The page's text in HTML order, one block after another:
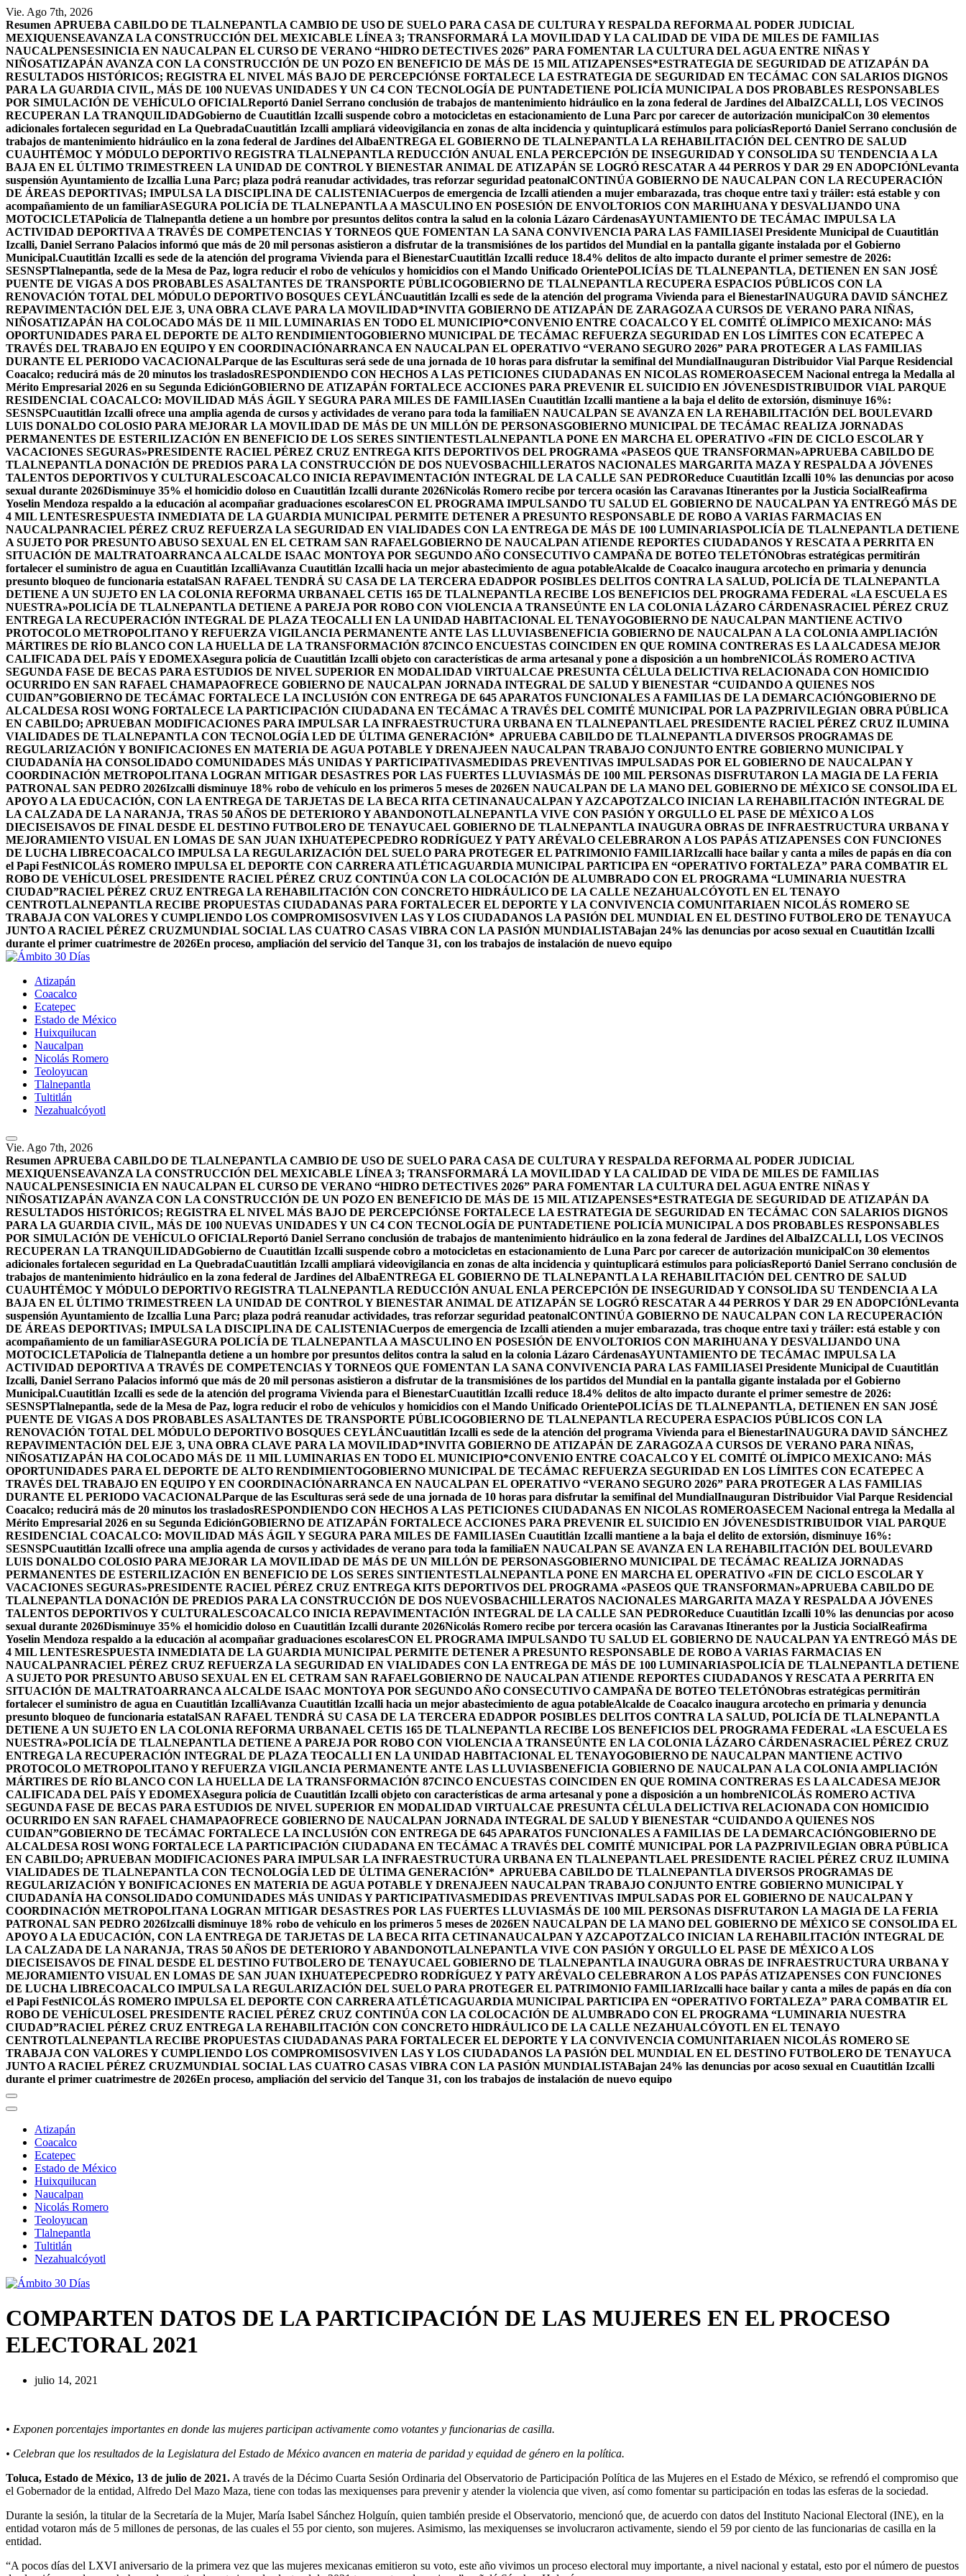
Saltar
al
contenido
Vie. Ago 7th, 2026
Resumen APRUEBA CABILDO DE TLALNEPANTLA CAMBIO DE USO DE SUELO PARA CASA DE CULTURA Y RESPALDA REFORMA AL PODER JUDICIAL
MEXIQUENSEAVANZA LA CONSTRUCCIÓN DEL MEXICABLE LÍNEA 3; TRANSFORMARÁ LA MOVILIDAD Y LA CALIDAD DE VIDA DE MILES DE FAMILIAS
NAUCALPENSESINICIA EN NAUCALPAN EL CURSO DE VERANO “HIDRO DETECTIVES 2026” PARA FOMENTAR LA CULTURA DEL AGUA ENTRE NIÑAS Y
NIÑOSATIZAPÁN AVANZA CON LA CONSTRUCCIÓN DE UN POZO EN BENEFICIO DE MÁS DE 15 MIL ATIZAPENSES*ESTRATEGIA DE SEGURIDAD DE ATIZAPÁN DA
RESULTADOS HISTÓRICOS; REGISTRA EL NIVEL MÁS BAJO DE PERCEPCIÓNSE FORTALECE LA ESTRATEGIA DE SEGURIDAD EN TECÁMAC CON SALARIOS DIGNOS
PARA LA GUARDIA CIVIL, MÁS DE 100 NUEVAS UNIDADES Y UN C4 CON TECNOLOGÍA DE PUNTADETIENE POLICÍA MUNICIPAL A DOS PROBABLES RESPONSABLES
POR SIMULACIÓN DE VEHÍCULO OFICIALReportó Daniel Serrano conclusión de trabajos de mantenimiento hidráulico en la zona federal de Jardines del AlbaIZCALLI, LOS VECINOS
RECUPERAN LA TRANQUILIDADGobierno de Cuautitlán Izcalli suspende cobro a motocicletas en estacionamiento de Luna Parc por carecer de autorización municipalCon 30 elementos
adicionales fortalecen seguridad en La QuebradaCuautitlán Izcalli ampliará videovigilancia en zonas de alta incidencia y quintuplicará estímulos para policíasReportó Daniel Serrano conclusión de
trabajos de mantenimiento hidráulico en la zona federal de Jardines del AlbaENTREGA EL GOBIERNO DE TLALNEPANTLA LA REHABILITACIÓN DEL CENTRO DE SALUD
CUAUHTÉMOC Y MÓDULO DEPORTIVO REGISTRA TLALNEPANTLA REDUCCIÓN ANUAL ENLA PERCEPCIÓN DE INSEGURIDAD Y CONSOLIDA SU TENDENCIA A LA
BAJA EN EL ÚLTIMO TRIMESTREEN LA UNIDAD DE CONTROL Y BIENESTAR ANIMAL DE ATIZAPÁN SE LOGRÓ RESCATAR A 44 PERROS Y DAR 29 EN ADOPCIÓNLevanta
suspensión Ayuntamiento de Izcallia Luna Parc; plaza podrá reanudar actividades, tras reforzar seguridad peatonalCONTINÚA GOBIERNO DE NAUCALPAN CON LA RECUPERACIÓN
DE ÁREAS DEPORTIVAS; IMPULSA LA DISCIPLINA DE CALISTENIACuerpos de emergencia de Izcalli atienden a mujer embarazada, tras choque entre taxi y tráiler: está estable y con
acompañamiento de un familiarASEGURA POLICÍA DE TLALNEPANTLA A MASCULINO EN POSESIÓN DE ENVOLTORIOS CON MARIHUANA Y DESVALIJANDO UNA
MOTOCICLETAPolicía de Tlalnepantla detiene a un hombre por presuntos delitos contra la salud en la colonia Lázaro CárdenasAYUNTAMIENTO DE TECÁMAC IMPULSA LA
ACTIVIDAD DEPORTIVA A TRAVÉS DE COMPETENCIAS Y TORNEOS QUE FOMENTAN LA SANA CONVIVENCIA PARA LAS FAMILIASEl Presidente Municipal de Cuautitlán
Izcalli, Daniel Serrano Palacios informó que más de 20 mil personas asistieron a disfrutar de la transmisiónes de los partidos del Mundial en la pantalla gigante instalada por el Gobierno
Municipal.Cuautitlán Izcalli es sede de la atención del programa Vivienda para el BienestarCuautitlán Izcalli reduce 18.4% delitos de alto impacto durante el primer semestre de 2026:
SESNSPTlalnepantla, sede de la Mesa de Paz, logra reducir el robo de vehículos y homicidios con el Mando Unificado OrientePOLICÍAS DE TLALNEPANTLA, ​DETIENEN EN SAN JOSÉ
PUENTE DE VIGAS A DOS PROBABLES ASALTANTES DE TRANSPORTE PÚBLICOGOBIERNO DE TLALNEPANTLA RECUPERA ESPACIOS PÚBLICOS CON LA
RENOVACIÓN TOTAL DEL MÓDULO DEPORTIVO BOSQUES CEYLÁNCuautitlán Izcalli es sede de la atención del programa Vivienda para el BienestarINAUGURA DAVID SÁNCHEZ
REPAVIMENTACIÓN DEL EJE 3, UNA OBRA CLAVE PARA LA MOVILIDAD*INVITA GOBIERNO DE ATIZAPÁN DE ZARAGOZA A CURSOS DE VERANO PARA NIÑAS,
NIÑOSATIZAPÁN HA COLOCADO MÁS DE 11 MIL LUMINARIAS EN TODO EL MUNICIPIO*CONVENIO ENTRE COACALCO Y EL COMITÉ OLÍMPICO MEXICANO: MÁS
OPORTUNIDADES PARA EL DEPORTE DE ALTO RENDIMIENTOGOBIERNO MUNICIPAL DE TECÁMAC REFUERZA SEGURIDAD EN LOS LÍMITES CON ECATEPEC A
TRAVÉS DEL TRABAJO EN EQUIPO Y EN COORDINACIÓNARRANCA EN NAUCALPAN EL OPERATIVO “VERANO SEGURO 2026” PARA PROTEGER A LAS FAMILIAS
DURANTE EL PERIODO VACACIONALParque de las Esculturas será sede de una jornada de 10 horas para disfrutar la semifinal del MundialInauguran Distribuidor Vial Parque Residencial
Coacalco; reducirá más de 20 minutos los trasladosRESPONDIENDO CON HECHOS A LAS PETICIONES CIUDADANAS EN NICOLAS ROMEROASECEM Nacional entrega la Medalla al
Mérito Empresarial 2026 en su Segunda EdiciónGOBIERNO DE ATIZAPÁN FORTALECE ACCIONES PARA PREVENIR EL SUICIDIO EN JÓVENESDISTRIBUIDOR VIAL PARQUE
RESIDENCIAL COACALCO: MOVILIDAD MÁS ÁGIL Y SEGURA PARA MILES DE FAMILIASEn Cuautitlán Izcalli mantiene a la baja el delito de extorsión, disminuye 16%:
SESNSPCuautitlán Izcalli ofrece una amplia agenda de cursos y actividades de verano para toda la familiaEN NAUCALPAN SE AVANZA EN LA REHABILITACIÓN DEL BOULEVARD
LUIS DONALDO COLOSIO PARA MEJORAR LA MOVILIDAD DE MÁS DE UN MILLÓN DE PERSONASGOBIERNO MUNICIPAL DE TECÁMAC REALIZA JORNADAS
PERMANENTES DE ESTERILIZACIÓN EN BENEFICIO DE LOS SERES SINTIENTESTLALNEPANTLA PONE EN MARCHA EL OPERATIVO «FIN DE CICLO ESCOLAR Y
VACACIONES SEGURAS»PRESIDENTE RACIEL PÉREZ CRUZ ENTREGA KITS DEPORTIVOS DEL PROGRAMA «PASEOS QUE TRANSFORMAN»APRUEBA CABILDO DE
TLALNEPANTLA DONACIÓN DE PREDIOS PARA LA CONSTRUCCIÓN DE DOS NUEVOSBACHILLERATOS NACIONALES MARGARITA MAZA Y RESPALDA A JÓVENES
TALENTOS DEPORTIVOS Y CULTURALESCOACALCO INICIA REPAVIMENTACIÓN INTEGRAL DE LA CALLE SAN PEDROReduce Cuautitlán Izcalli 10% las denuncias por acoso
sexual durante 2026Disminuye 35% el homicidio doloso en Cuautitlán Izcalli durante 2026Nicolás Romero recibe por tercera ocasión las Caravanas Itinerantes por la Justicia SocialReafirma
Yoselin Mendoza respaldo a la educación al acompañar graduaciones escolaresCON EL PROGRAMA IMPULSANDO TU SALUD EL GOBIERNO DE NAUCALPAN YA ENTREGÓ MÁS DE
4 MIL LENTESRESPUESTA INMEDIATA DE LA GUARDIA MUNICIPAL PERMITE DETENER A PRESUNTO RESPONSABLE DE ROBO A VARIAS FARMACIAS EN
NAUCALPANRACIEL PÉREZ CRUZ REFUERZA LA SEGURIDAD EN VIALIDADES CON LA ENTREGA DE MÁS DE 100 LUMINARIASPOLICÍA DE TLALNEPANTLA DETIENE
A SUJETO POR PRESUNTO ABUSO SEXUAL EN EL CETRAM SAN RAFAELGOBIERNO DE NAUCALPAN ATIENDE REPORTES CIUDADANOS Y RESCATA A PERRITA EN
SITUACIÓN DE MALTRATOARRANCA ALCALDE ISAAC MONTOYA POR SEGUNDO AÑO CONSECUTIVO CAMPAÑA DE BOTEO TELETÓNObras estratégicas permitirán
fortalecer el suministro de agua en Cuautitlán IzcalliAvanza Cuautitlán Izcalli hacia un mejor abastecimiento de agua potableAlcalde de Coacalco inaugura arcotecho en primaria y denuncia
presunto bloqueo de funcionaria estatalSAN RAFAEL TENDRÁ SU CASA DE LA TERCERA EDADPOR POSIBLES DELITOS CONTRA LA SALUD, POLICÍA DE TLALNEPANTLA
DETIENE A UN SUJETO EN LA COLONIA REFORMA URBANAEL CETIS 165 DE TLALNEPANTLA RECIBE LOS BENEFICIOS DEL PROGRAMA FEDERAL «LA ESCUELA ES
NUESTRA»POLICÍA DE TLALNEPANTLA DETIENE A PAREJA POR ROBO CON VIOLENCIA A TRANSEÚNTE EN LA COLONIA LÁZARO CÁRDENASRACIEL PÉREZ CRUZ
ENTREGA LA RECUPERACIÓN INTEGRAL DE PLAZA TEOCALLI EN LA UNIDAD HABITACIONAL EL TENAYOGOBIERNO DE NAUCALPAN MANTIENE ACTIVO
PROTOCOLO METROPOLITANO Y REFUERZA VIGILANCIA PERMANENTE ANTE LAS LLUVIASBENEFICIA GOBIERNO DE NAUCALPAN A LA COLONIA AMPLIACIÓN
MÁRTIRES DE RÍO BLANCO CON LA HUELLA DE LA TRANSFORMACIÓN 87CINCO ENCUESTAS COINCIDEN EN QUE ROMINA CONTRERAS ES LA ALCADESA MEJOR
CALIFICADA DEL PAÍS Y EDOMEXAsegura policía de Cuautitlán Izcalli objeto con características de arma artesanal y pone a disposición a un hombreNICOLÁS ROMERO ACTIVA
SEGUNDA FASE DE BECAS PARA ESTUDIOS DE NIVEL SUPERIOR EN MODALIDAD VIRTUALCAE PRESUNTA CÉLULA DELICTIVA RELACIONADA CON HOMICIDIO
OCURRIDO EN SAN RAFAEL CHAMAPAOFRECE GOBIERNO DE NAUCALPAN JORNADA INTEGRAL DE SALUD Y BIENESTAR “CUIDANDO A QUIENES NOS
CUIDAN”GOBIERNO DE TECÁMAC FORTALECE LA INCLUSIÓN CON ENTREGA DE 645 APARATOS FUNCIONALES A FAMILIAS DE LA DEMARCACIÓNGOBIERNO DE
ALCALDESA ROSI WONG FORTALECE LA PARTICIPACIÓN CIUDADANA EN TECÁMAC A TRAVÉS DEL COMITÉ MUNICIPAL POR LA PAZPRIVILEGIAN OBRA PÚBLICA
EN CABILDO; APRUEBAN MODIFICACIONES PARA IMPULSAR LA INFRAESTRUCTURA URBANA EN TLALNEPANTLAEL PRESIDENTE RACIEL PÉREZ CRUZ ILUMINA
VIALIDADES DE TLALNEPANTLA CON TECNOLOGÍA LED DE ÚLTIMA GENERACIÓN* APRUEBA CABILDO DE TLALNEPANTLA DIVERSOS PROGRAMAS DE
REGULARIZACIÓN Y BONIFICACIONES EN MATERIA DE AGUA POTABLE Y DRENAJEEN NAUCALPAN TRABAJO CONJUNTO ENTRE GOBIERNO MUNICIPAL Y
CIUDADANÍA HA CONSOLIDADO COMUNIDADES MÁS UNIDAS Y PARTICIPATIVASMEDIDAS PREVENTIVAS IMPULSADAS POR EL GOBIERNO DE NAUCALPAN Y
COORDINACIÓN METROPOLITANA LOGRAN MITIGAR DESASTRES POR LAS FUERTES LLUVIASMÁS DE 100 MIL PERSONAS DISFRUTARON LA MAGIA DE LA FERIA
PATRONAL SAN PEDRO 2026Izcalli disminuye 18% robo de vehículo en los primeros 5 meses de 2026EN NAUCALPAN DE LA MANO DEL GOBIERNO DE MÉXICO SE CONSOLIDA EL
APOYO A LA EDUCACIÓN, CON LA ENTREGA DE TARJETAS DE LA BECA RITA CETINANAUCALPAN Y AZCAPOTZALCO INICIAN LA REHABILITACIÓN INTEGRAL DE
LA CALZADA DE LA NARANJA, TRAS 50 AÑOS DE DETERIORO Y ABANDONOTLALNEPANTLA VIVE CON PASIÓN Y ORGULLO EL PASE DE MÉXICO A LOS
DIECISEISAVOS DE FINAL DESDE EL DESTINO FUTBOLERO DE TENAYUCAEL GOBIERNO DE TLALNEPANTLA INAUGURA OBRAS DE INFRAESTRUCTURA URBANA Y
MEJORAMIENTO VISUAL EN LOMAS DE SAN JUAN IXHUATEPECPEDRO RODRÍGUEZ Y PATY ARÉVALO CELEBRARON A LOS PAPÁS ATIZAPENSES CON FUNCIONES
DE LUCHA LIBRECOACALCO IMPULSA LA REGULARIZACIÓN DEL SUELO PARA PROTEGER EL PATRIMONIO FAMILIARIzcalli hace bailar y canta a miles de papás en día con
el Papi FestNICOLÁS ROMERO IMPULSA EL DEPORTE CON CARRERA ATLÉTICAGUARDIA MUNICIPAL PARTICIPA EN “OPERATIVO FORTALEZA” PARA COMBATIR EL
ROBO DE VEHÍCULOSEL PRESIDENTE RACIEL PÉREZ CRUZ CONTINÚA CON LA COLOCACIÓN DE ALUMBRADO CON EL PROGRAMA “LUMINARIA NUESTRA
CIUDAD”RACIEL PÉREZ CRUZ ENTREGA LA REHABILITACIÓN CON CONCRETO HIDRÁULICO DE LA CALLE NEZAHUALCÓYOTL EN EL TENAYO
CENTROTLALNEPANTLA RECIBE PROPUESTAS CIUDADANAS PARA FORTALECER EL DEPORTE Y LA CONVIVENCIA COMUNITARIAEN NICOLÁS ROMERO SE
TRABAJA CON VALORES Y CUMPLIENDO LOS COMPROMISOSVIVEN LAS Y LOS CIUDADANOS LA PASIÓN DEL MUNDIAL EN EL DESTINO FUTBOLERO DE TENAYUCA
JUNTO A RACIEL PÉREZ CRUZMUNDIAL SOCIAL LAS CUATRO CASAS VIBRA CON LA PASIÓN MUNDIALISTABajan 24% las denuncias por acoso sexual en Cuautitlán Izcalli
durante el primer cuatrimestre de 2026En proceso, ampliación del servicio del Tanque 31, con los trabajos de instalación de nuevo equipo
Atizapán
Coacalco
Ecatepec
Estado de México
Huixquilucan
Naucalpan
Nicolás Romero
Teoloyucan
Tlalnepantla
Tultitlán
Nezahualcóyotl
Vie. Ago 7th, 2026
Resumen APRUEBA CABILDO DE TLALNEPANTLA CAMBIO DE USO DE SUELO PARA CASA DE CULTURA Y RESPALDA REFORMA AL PODER JUDICIAL
MEXIQUENSEAVANZA LA CONSTRUCCIÓN DEL MEXICABLE LÍNEA 3; TRANSFORMARÁ LA MOVILIDAD Y LA CALIDAD DE VIDA DE MILES DE FAMILIAS
NAUCALPENSESINICIA EN NAUCALPAN EL CURSO DE VERANO “HIDRO DETECTIVES 2026” PARA FOMENTAR LA CULTURA DEL AGUA ENTRE NIÑAS Y
NIÑOSATIZAPÁN AVANZA CON LA CONSTRUCCIÓN DE UN POZO EN BENEFICIO DE MÁS DE 15 MIL ATIZAPENSES*ESTRATEGIA DE SEGURIDAD DE ATIZAPÁN DA
RESULTADOS HISTÓRICOS; REGISTRA EL NIVEL MÁS BAJO DE PERCEPCIÓNSE FORTALECE LA ESTRATEGIA DE SEGURIDAD EN TECÁMAC CON SALARIOS DIGNOS
PARA LA GUARDIA CIVIL, MÁS DE 100 NUEVAS UNIDADES Y UN C4 CON TECNOLOGÍA DE PUNTADETIENE POLICÍA MUNICIPAL A DOS PROBABLES RESPONSABLES
POR SIMULACIÓN DE VEHÍCULO OFICIALReportó Daniel Serrano conclusión de trabajos de mantenimiento hidráulico en la zona federal de Jardines del AlbaIZCALLI, LOS VECINOS
RECUPERAN LA TRANQUILIDADGobierno de Cuautitlán Izcalli suspende cobro a motocicletas en estacionamiento de Luna Parc por carecer de autorización municipalCon 30 elementos
adicionales fortalecen seguridad en La QuebradaCuautitlán Izcalli ampliará videovigilancia en zonas de alta incidencia y quintuplicará estímulos para policíasReportó Daniel Serrano conclusión de
trabajos de mantenimiento hidráulico en la zona federal de Jardines del AlbaENTREGA EL GOBIERNO DE TLALNEPANTLA LA REHABILITACIÓN DEL CENTRO DE SALUD
CUAUHTÉMOC Y MÓDULO DEPORTIVO REGISTRA TLALNEPANTLA REDUCCIÓN ANUAL ENLA PERCEPCIÓN DE INSEGURIDAD Y CONSOLIDA SU TENDENCIA A LA
BAJA EN EL ÚLTIMO TRIMESTREEN LA UNIDAD DE CONTROL Y BIENESTAR ANIMAL DE ATIZAPÁN SE LOGRÓ RESCATAR A 44 PERROS Y DAR 29 EN ADOPCIÓNLevanta
suspensión Ayuntamiento de Izcallia Luna Parc; plaza podrá reanudar actividades, tras reforzar seguridad peatonalCONTINÚA GOBIERNO DE NAUCALPAN CON LA RECUPERACIÓN
DE ÁREAS DEPORTIVAS; IMPULSA LA DISCIPLINA DE CALISTENIACuerpos de emergencia de Izcalli atienden a mujer embarazada, tras choque entre taxi y tráiler: está estable y con
acompañamiento de un familiarASEGURA POLICÍA DE TLALNEPANTLA A MASCULINO EN POSESIÓN DE ENVOLTORIOS CON MARIHUANA Y DESVALIJANDO UNA
MOTOCICLETAPolicía de Tlalnepantla detiene a un hombre por presuntos delitos contra la salud en la colonia Lázaro CárdenasAYUNTAMIENTO DE TECÁMAC IMPULSA LA
ACTIVIDAD DEPORTIVA A TRAVÉS DE COMPETENCIAS Y TORNEOS QUE FOMENTAN LA SANA CONVIVENCIA PARA LAS FAMILIASEl Presidente Municipal de Cuautitlán
Izcalli, Daniel Serrano Palacios informó que más de 20 mil personas asistieron a disfrutar de la transmisiónes de los partidos del Mundial en la pantalla gigante instalada por el Gobierno
Municipal.Cuautitlán Izcalli es sede de la atención del programa Vivienda para el BienestarCuautitlán Izcalli reduce 18.4% delitos de alto impacto durante el primer semestre de 2026:
SESNSPTlalnepantla, sede de la Mesa de Paz, logra reducir el robo de vehículos y homicidios con el Mando Unificado OrientePOLICÍAS DE TLALNEPANTLA, ​DETIENEN EN SAN JOSÉ
PUENTE DE VIGAS A DOS PROBABLES ASALTANTES DE TRANSPORTE PÚBLICOGOBIERNO DE TLALNEPANTLA RECUPERA ESPACIOS PÚBLICOS CON LA
RENOVACIÓN TOTAL DEL MÓDULO DEPORTIVO BOSQUES CEYLÁNCuautitlán Izcalli es sede de la atención del programa Vivienda para el BienestarINAUGURA DAVID SÁNCHEZ
REPAVIMENTACIÓN DEL EJE 3, UNA OBRA CLAVE PARA LA MOVILIDAD*INVITA GOBIERNO DE ATIZAPÁN DE ZARAGOZA A CURSOS DE VERANO PARA NIÑAS,
NIÑOSATIZAPÁN HA COLOCADO MÁS DE 11 MIL LUMINARIAS EN TODO EL MUNICIPIO*CONVENIO ENTRE COACALCO Y EL COMITÉ OLÍMPICO MEXICANO: MÁS
OPORTUNIDADES PARA EL DEPORTE DE ALTO RENDIMIENTOGOBIERNO MUNICIPAL DE TECÁMAC REFUERZA SEGURIDAD EN LOS LÍMITES CON ECATEPEC A
TRAVÉS DEL TRABAJO EN EQUIPO Y EN COORDINACIÓNARRANCA EN NAUCALPAN EL OPERATIVO “VERANO SEGURO 2026” PARA PROTEGER A LAS FAMILIAS
DURANTE EL PERIODO VACACIONALParque de las Esculturas será sede de una jornada de 10 horas para disfrutar la semifinal del MundialInauguran Distribuidor Vial Parque Residencial
Coacalco; reducirá más de 20 minutos los trasladosRESPONDIENDO CON HECHOS A LAS PETICIONES CIUDADANAS EN NICOLAS ROMEROASECEM Nacional entrega la Medalla al
Mérito Empresarial 2026 en su Segunda EdiciónGOBIERNO DE ATIZAPÁN FORTALECE ACCIONES PARA PREVENIR EL SUICIDIO EN JÓVENESDISTRIBUIDOR VIAL PARQUE
RESIDENCIAL COACALCO: MOVILIDAD MÁS ÁGIL Y SEGURA PARA MILES DE FAMILIASEn Cuautitlán Izcalli mantiene a la baja el delito de extorsión, disminuye 16%:
SESNSPCuautitlán Izcalli ofrece una amplia agenda de cursos y actividades de verano para toda la familiaEN NAUCALPAN SE AVANZA EN LA REHABILITACIÓN DEL BOULEVARD
LUIS DONALDO COLOSIO PARA MEJORAR LA MOVILIDAD DE MÁS DE UN MILLÓN DE PERSONASGOBIERNO MUNICIPAL DE TECÁMAC REALIZA JORNADAS
PERMANENTES DE ESTERILIZACIÓN EN BENEFICIO DE LOS SERES SINTIENTESTLALNEPANTLA PONE EN MARCHA EL OPERATIVO «FIN DE CICLO ESCOLAR Y
VACACIONES SEGURAS»PRESIDENTE RACIEL PÉREZ CRUZ ENTREGA KITS DEPORTIVOS DEL PROGRAMA «PASEOS QUE TRANSFORMAN»APRUEBA CABILDO DE
TLALNEPANTLA DONACIÓN DE PREDIOS PARA LA CONSTRUCCIÓN DE DOS NUEVOSBACHILLERATOS NACIONALES MARGARITA MAZA Y RESPALDA A JÓVENES
TALENTOS DEPORTIVOS Y CULTURALESCOACALCO INICIA REPAVIMENTACIÓN INTEGRAL DE LA CALLE SAN PEDROReduce Cuautitlán Izcalli 10% las denuncias por acoso
sexual durante 2026Disminuye 35% el homicidio doloso en Cuautitlán Izcalli durante 2026Nicolás Romero recibe por tercera ocasión las Caravanas Itinerantes por la Justicia SocialReafirma
Yoselin Mendoza respaldo a la educación al acompañar graduaciones escolaresCON EL PROGRAMA IMPULSANDO TU SALUD EL GOBIERNO DE NAUCALPAN YA ENTREGÓ MÁS DE
4 MIL LENTESRESPUESTA INMEDIATA DE LA GUARDIA MUNICIPAL PERMITE DETENER A PRESUNTO RESPONSABLE DE ROBO A VARIAS FARMACIAS EN
NAUCALPANRACIEL PÉREZ CRUZ REFUERZA LA SEGURIDAD EN VIALIDADES CON LA ENTREGA DE MÁS DE 100 LUMINARIASPOLICÍA DE TLALNEPANTLA DETIENE
A SUJETO POR PRESUNTO ABUSO SEXUAL EN EL CETRAM SAN RAFAELGOBIERNO DE NAUCALPAN ATIENDE REPORTES CIUDADANOS Y RESCATA A PERRITA EN
SITUACIÓN DE MALTRATOARRANCA ALCALDE ISAAC MONTOYA POR SEGUNDO AÑO CONSECUTIVO CAMPAÑA DE BOTEO TELETÓNObras estratégicas permitirán
fortalecer el suministro de agua en Cuautitlán IzcalliAvanza Cuautitlán Izcalli hacia un mejor abastecimiento de agua potableAlcalde de Coacalco inaugura arcotecho en primaria y denuncia
presunto bloqueo de funcionaria estatalSAN RAFAEL TENDRÁ SU CASA DE LA TERCERA EDADPOR POSIBLES DELITOS CONTRA LA SALUD, POLICÍA DE TLALNEPANTLA
DETIENE A UN SUJETO EN LA COLONIA REFORMA URBANAEL CETIS 165 DE TLALNEPANTLA RECIBE LOS BENEFICIOS DEL PROGRAMA FEDERAL «LA ESCUELA ES
NUESTRA»POLICÍA DE TLALNEPANTLA DETIENE A PAREJA POR ROBO CON VIOLENCIA A TRANSEÚNTE EN LA COLONIA LÁZARO CÁRDENASRACIEL PÉREZ CRUZ
ENTREGA LA RECUPERACIÓN INTEGRAL DE PLAZA TEOCALLI EN LA UNIDAD HABITACIONAL EL TENAYOGOBIERNO DE NAUCALPAN MANTIENE ACTIVO
PROTOCOLO METROPOLITANO Y REFUERZA VIGILANCIA PERMANENTE ANTE LAS LLUVIASBENEFICIA GOBIERNO DE NAUCALPAN A LA COLONIA AMPLIACIÓN
MÁRTIRES DE RÍO BLANCO CON LA HUELLA DE LA TRANSFORMACIÓN 87CINCO ENCUESTAS COINCIDEN EN QUE ROMINA CONTRERAS ES LA ALCADESA MEJOR
CALIFICADA DEL PAÍS Y EDOMEXAsegura policía de Cuautitlán Izcalli objeto con características de arma artesanal y pone a disposición a un hombreNICOLÁS ROMERO ACTIVA
SEGUNDA FASE DE BECAS PARA ESTUDIOS DE NIVEL SUPERIOR EN MODALIDAD VIRTUALCAE PRESUNTA CÉLULA DELICTIVA RELACIONADA CON HOMICIDIO
OCURRIDO EN SAN RAFAEL CHAMAPAOFRECE GOBIERNO DE NAUCALPAN JORNADA INTEGRAL DE SALUD Y BIENESTAR “CUIDANDO A QUIENES NOS
CUIDAN”GOBIERNO DE TECÁMAC FORTALECE LA INCLUSIÓN CON ENTREGA DE 645 APARATOS FUNCIONALES A FAMILIAS DE LA DEMARCACIÓNGOBIERNO DE
ALCALDESA ROSI WONG FORTALECE LA PARTICIPACIÓN CIUDADANA EN TECÁMAC A TRAVÉS DEL COMITÉ MUNICIPAL POR LA PAZPRIVILEGIAN OBRA PÚBLICA
EN CABILDO; APRUEBAN MODIFICACIONES PARA IMPULSAR LA INFRAESTRUCTURA URBANA EN TLALNEPANTLAEL PRESIDENTE RACIEL PÉREZ CRUZ ILUMINA
VIALIDADES DE TLALNEPANTLA CON TECNOLOGÍA LED DE ÚLTIMA GENERACIÓN* APRUEBA CABILDO DE TLALNEPANTLA DIVERSOS PROGRAMAS DE
REGULARIZACIÓN Y BONIFICACIONES EN MATERIA DE AGUA POTABLE Y DRENAJEEN NAUCALPAN TRABAJO CONJUNTO ENTRE GOBIERNO MUNICIPAL Y
CIUDADANÍA HA CONSOLIDADO COMUNIDADES MÁS UNIDAS Y PARTICIPATIVASMEDIDAS PREVENTIVAS IMPULSADAS POR EL GOBIERNO DE NAUCALPAN Y
COORDINACIÓN METROPOLITANA LOGRAN MITIGAR DESASTRES POR LAS FUERTES LLUVIASMÁS DE 100 MIL PERSONAS DISFRUTARON LA MAGIA DE LA FERIA
PATRONAL SAN PEDRO 2026Izcalli disminuye 18% robo de vehículo en los primeros 5 meses de 2026EN NAUCALPAN DE LA MANO DEL GOBIERNO DE MÉXICO SE CONSOLIDA EL
APOYO A LA EDUCACIÓN, CON LA ENTREGA DE TARJETAS DE LA BECA RITA CETINANAUCALPAN Y AZCAPOTZALCO INICIAN LA REHABILITACIÓN INTEGRAL DE
LA CALZADA DE LA NARANJA, TRAS 50 AÑOS DE DETERIORO Y ABANDONOTLALNEPANTLA VIVE CON PASIÓN Y ORGULLO EL PASE DE MÉXICO A LOS
DIECISEISAVOS DE FINAL DESDE EL DESTINO FUTBOLERO DE TENAYUCAEL GOBIERNO DE TLALNEPANTLA INAUGURA OBRAS DE INFRAESTRUCTURA URBANA Y
MEJORAMIENTO VISUAL EN LOMAS DE SAN JUAN IXHUATEPECPEDRO RODRÍGUEZ Y PATY ARÉVALO CELEBRARON A LOS PAPÁS ATIZAPENSES CON FUNCIONES
DE LUCHA LIBRECOACALCO IMPULSA LA REGULARIZACIÓN DEL SUELO PARA PROTEGER EL PATRIMONIO FAMILIARIzcalli hace bailar y canta a miles de papás en día con
el Papi FestNICOLÁS ROMERO IMPULSA EL DEPORTE CON CARRERA ATLÉTICAGUARDIA MUNICIPAL PARTICIPA EN “OPERATIVO FORTALEZA” PARA COMBATIR EL
ROBO DE VEHÍCULOSEL PRESIDENTE RACIEL PÉREZ CRUZ CONTINÚA CON LA COLOCACIÓN DE ALUMBRADO CON EL PROGRAMA “LUMINARIA NUESTRA
CIUDAD”RACIEL PÉREZ CRUZ ENTREGA LA REHABILITACIÓN CON CONCRETO HIDRÁULICO DE LA CALLE NEZAHUALCÓYOTL EN EL TENAYO
CENTROTLALNEPANTLA RECIBE PROPUESTAS CIUDADANAS PARA FORTALECER EL DEPORTE Y LA CONVIVENCIA COMUNITARIAEN NICOLÁS ROMERO SE
TRABAJA CON VALORES Y CUMPLIENDO LOS COMPROMISOSVIVEN LAS Y LOS CIUDADANOS LA PASIÓN DEL MUNDIAL EN EL DESTINO FUTBOLERO DE TENAYUCA
JUNTO A RACIEL PÉREZ CRUZMUNDIAL SOCIAL LAS CUATRO CASAS VIBRA CON LA PASIÓN MUNDIALISTABajan 24% las denuncias por acoso sexual en Cuautitlán Izcalli
durante el primer cuatrimestre de 2026En proceso, ampliación del servicio del Tanque 31, con los trabajos de instalación de nuevo equipo
Atizapán
Coacalco
Ecatepec
Estado de México
Huixquilucan
Naucalpan
Nicolás Romero
Teoloyucan
Tlalnepantla
Tultitlán
Nezahualcóyotl
COMPARTEN DATOS DE LA PARTICIPACIÓN DE LAS MUJERES EN EL PROCESO
ELECTORAL 2021
julio 14, 2021
• Exponen porcentajes importantes en donde las mujeres participan activamente como votantes y funcionarias de casilla.
• Celebran que los resultados de la Legislatura del Estado de México avancen en materia de paridad y equidad de género en la política.
Toluca, Estado de México, 13 de julio de 2021. A través de la Décimo Cuarta Sesión Ordinaria del Observatorio de Participación Política de las Mujeres en el Estado de México, se refrendó el compromiso que
el Gobernador de la entidad, Alfredo Del Mazo Maza, tiene con todas las mexiquenses para prevenir y atender la violencia que viven, así como fomentar su participación en todas las esferas de la sociedad.
Durante la sesión, la titular de la Secretaría de la Mujer, María Isabel Sánchez Holguín, quien también preside el Observatorio, mencionó que, de acuerdo con datos del Instituto Nacional Electoral (INE), en la
entidad votaron más de 5 millones de personas, de las cuales el 55 por ciento, son mujeres. Asimismo, las mexiquenses se involucraron activamente, siendo el 59 por ciento de las funcionarias de casilla en la
entidad.
“A pocos días del LXVI aniversario de la primera vez que las mujeres mexicanas emitieron su voto, este año vivimos un proceso electoral muy importante, a nivel nacional y estatal, esto por el número de puestos